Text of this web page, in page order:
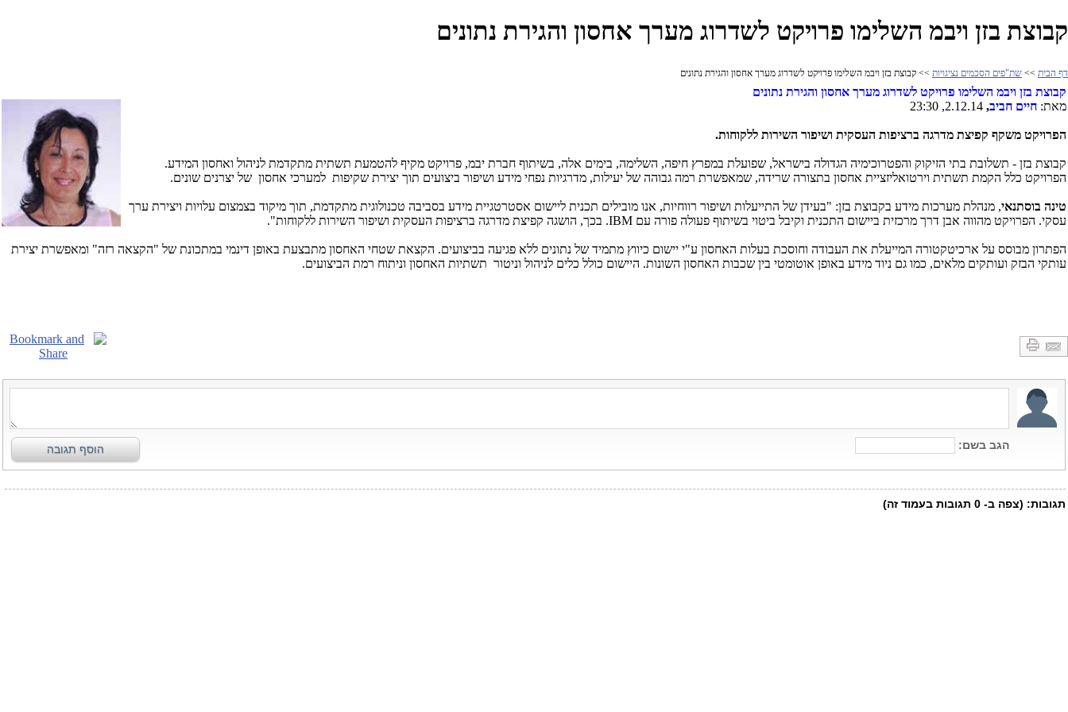
קבוצת בזן ויבמ השלימו פרויקט לשדרוג מערך אחסון והגירת נתונים
דף הבית >> שת"פים הסכמים נציגויות >> קבוצת בזן ויבמ השלימו פרויקט לשדרוג מערך אחסון והגירת נתונים
קבוצת בזן ויבמ השלימו פרויקט לשדרוג מערך אחסון והגירת נתונים
מאת: חיים חביב,
הפרויקט משקף קפיצת מדרגה ברציפות העסקית ושיפור השירות ללקוחות.
קבוצת בזן - תשלובת בתי הזיקוק והפטרוכימיה הגדולה בישראל, שפועלת במפרץ חיפה, השלימה, בימים אלה, בשיתוף חברת יבמ, פרויקט מקיף להטמעת תשתית מתקדמת לניהול ואחסון המידע.
הפרויקט כלל הקמת תשתית וירטואליזציית אחסון בתצורה שרידה, שמאפשרת רמה גבוהה של יעילות, מדרגיות נפחי מידע ושיפור ביצועים תוך יצירת שקיפות למערכי אחסון של יצרנים שונים.
טינה בוסתנאי, מנהלת מערכות מידע בקבוצת בזן: "בעידן של התייעלות ושיפור רווחיות, אנו מובילים תכנית ליישום אסטרטגיית מידע בסביבה טכנולוגית מתקדמת, תוך מיקוד בצמצום עלויות ויצירת ערך
עסקי. הפרויקט מהווה אבן דרך מרכזית ביישום התכנית וקיבל ביטוי בשיתוף פעולה פורה עם IBM. בכך, הושגה קפיצת מדרגה ברציפות העסקית ושיפור השירות ללקוחות".
הפתרון מבוסס על ארכיטקטורה המייעלת את העבודה וחוסכת בעלות האחסון ע"י יישום כיווץ מתמיד של נתונים ללא פגיעה בביצועים. הקצאת שטחי האחסון מתבצעת באופן דינמי במתכונת של "הקצאה רזה" ומאפשרת יצירת
עותקי הבזק ועותקים מלאים, כמו גם ניוד מידע באופן אוטומטי בין שכבות האחסון השונות. היישום כולל כלים לניהול וניטור תשתיות האחסון וניתוח רמת הביצועים.